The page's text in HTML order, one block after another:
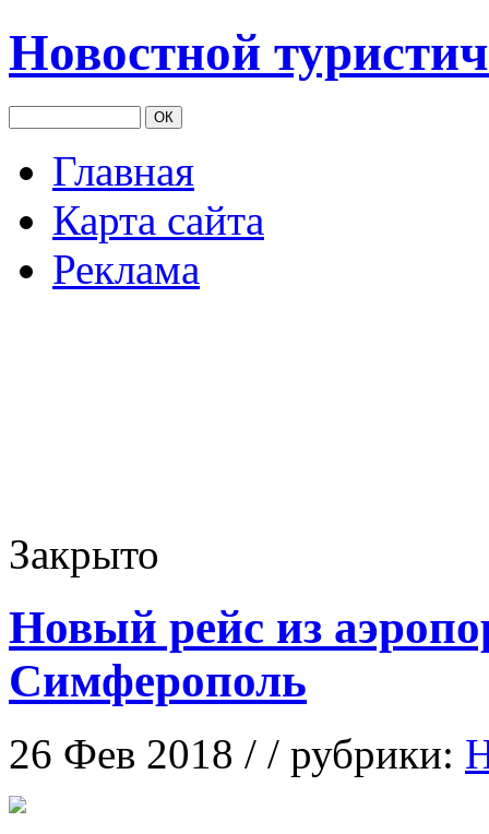
Новостной
Главная
Карта сайта
Реклама
Закрыто
Новый рейс из
Симферополь
26 Фев 2018 / / рубрики: